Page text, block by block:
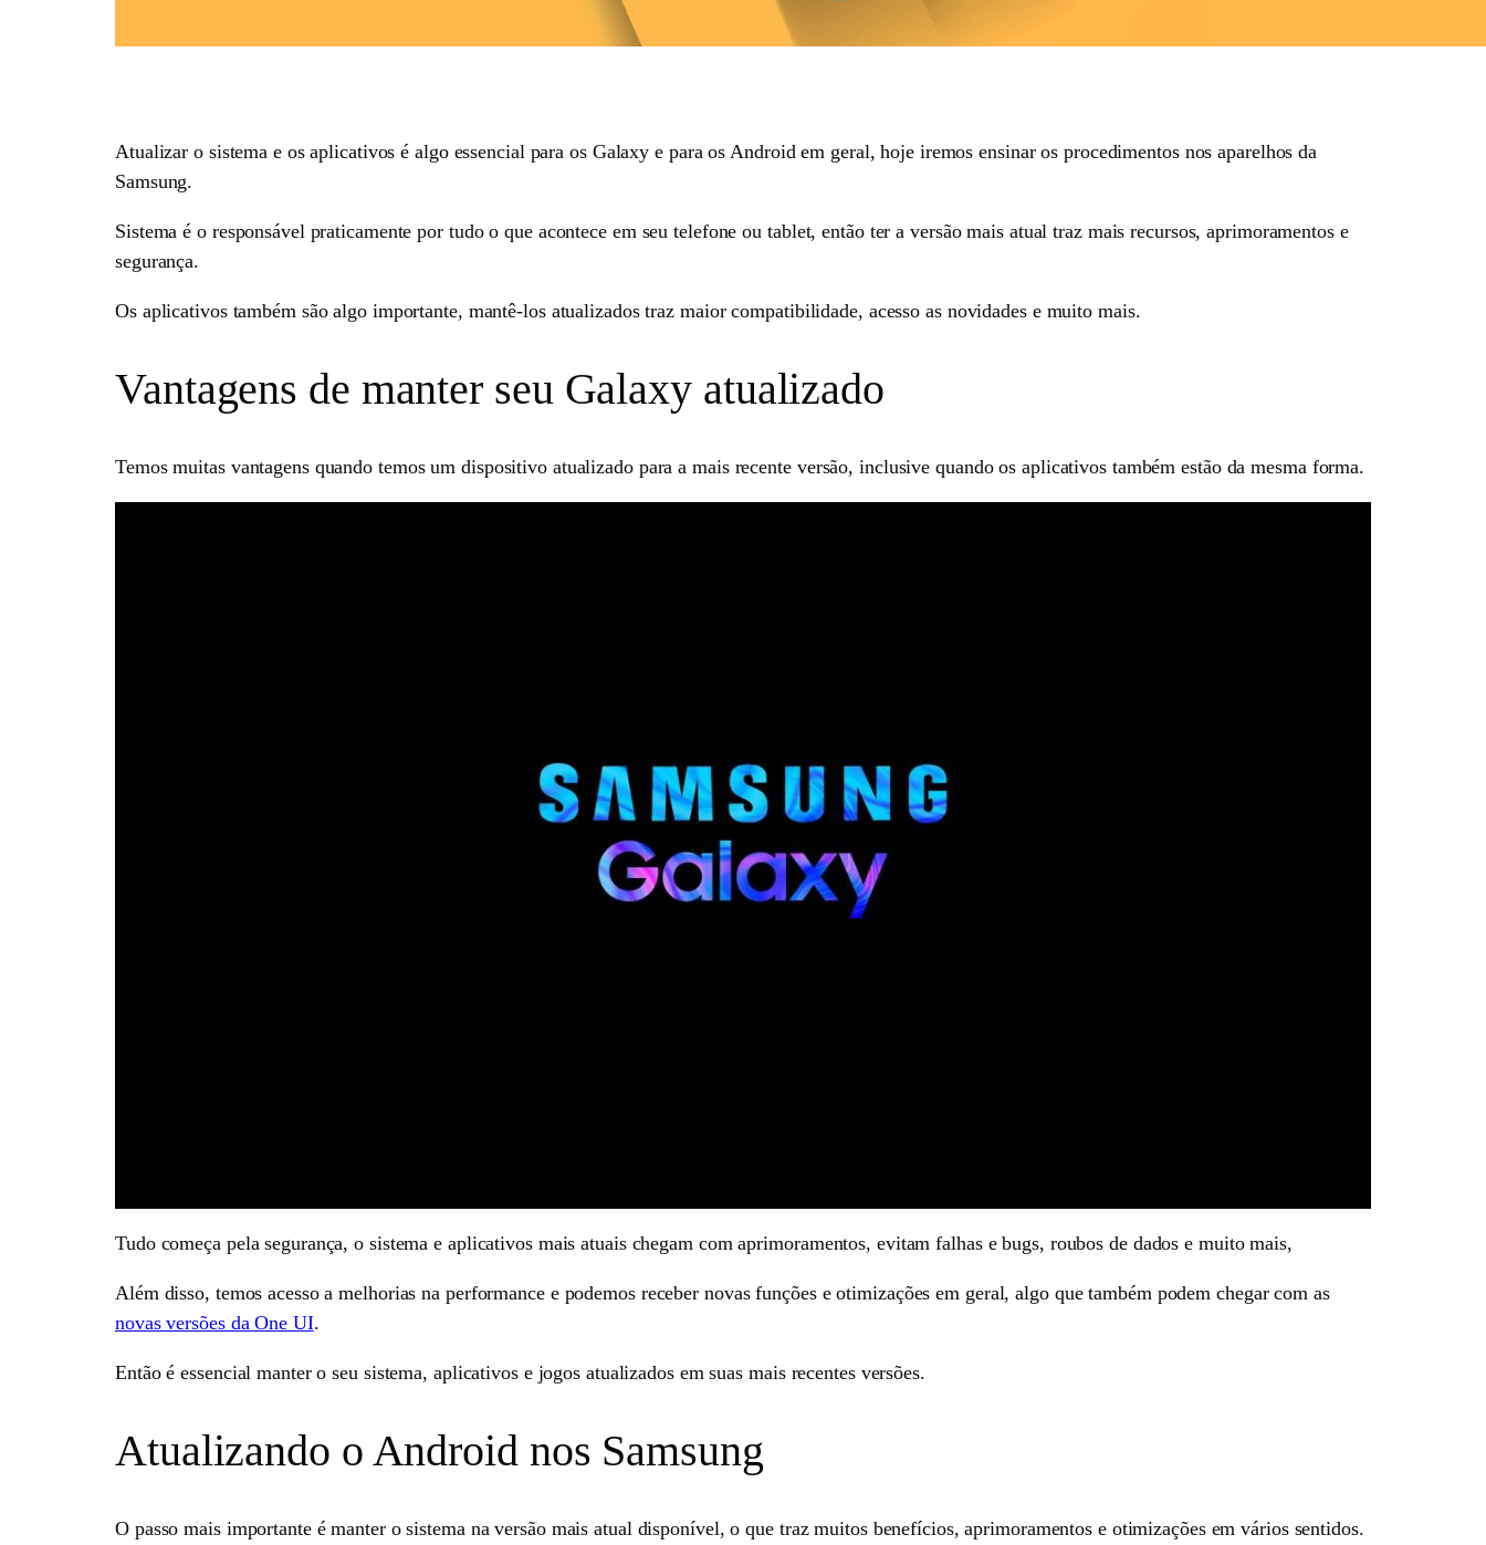
Atualizar o sistema e os aplicativos é algo essencial para os Galaxy e para os Android em geral, hoje iremos ensinar os procedimentos nos aparelhos da
Samsung.
Sistema é o responsável praticamente por tudo o que acontece em seu telefone ou tablet, então ter a versão mais atual traz mais recursos, aprimoramentos e
segurança.
Os aplicativos também são algo importante, mantê-los atualizados traz maior compatibilidade, acesso as novidades e muito mais.
Vantagens de manter seu Galaxy atualizado
Temos muitas vantagens quando temos um dispositivo atualizado para a mais recente versão, inclusive quando os aplicativos também estão da mesma forma.
Tudo começa pela segurança, o sistema e aplicativos mais atuais chegam com aprimoramentos, evitam falhas e bugs, roubos de dados e muito mais,
Além disso, temos acesso a melhorias na performance e podemos receber novas funções e otimizações em geral, algo que também podem chegar com as
novas versões da One UI.
Então é essencial manter o seu sistema, aplicativos e jogos atualizados em suas mais recentes versões.
Atualizando o Android nos Samsung
O passo mais importante é manter o sistema na versão mais atual disponível, o que traz muitos benefícios, aprimoramentos e otimizações em vários sentidos.